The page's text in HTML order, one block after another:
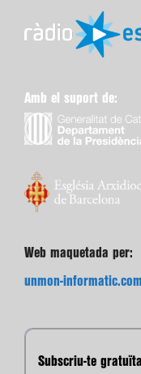
Amb el suport de:
Web maquetada per:
unmon-informatic.com
Subscriu-te